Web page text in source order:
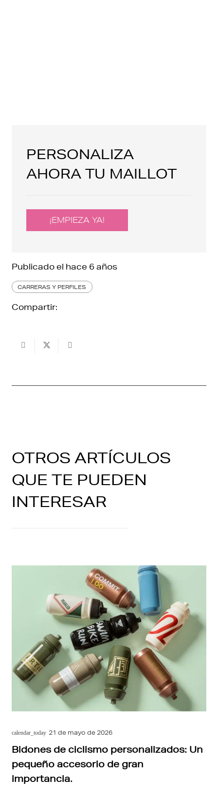
PERSONALIZA
AHORA TU MAILLOT
¡EMPIEZA YA!
Publicado el hace 6 años
CARRERAS Y PERFILES
Compartir:
OTROS ARTÍCULOS
QUE TE PUEDEN
INTERESAR
calendar_today 21 de mayo de 2026
Bidones de ciclismo personalizados: Un
pequeño accesorio de gran
importancia.